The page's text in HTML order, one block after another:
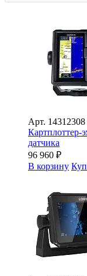
Арт. 14312308
Картплоттер-
датчика
96 960 ₽
В корзину